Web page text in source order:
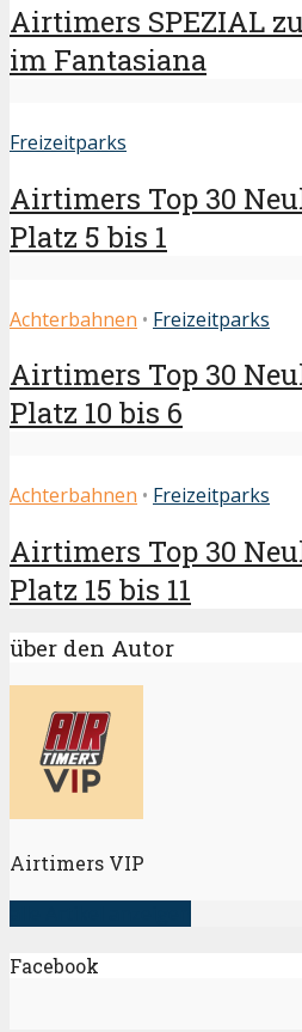
Airtimers SPEZIAL
im Fantasiana
Freizeitparks
Airtimers Top 30
Platz 5 bis 1
Achterbahnen • Freizeitparks
Airtimers Top 30
Platz 10 bis 6
Achterbahnen • Freizeitparks
Airtimers Top 30
Platz 15 bis 11
über den Autor
Airtimers VIP
Facebook